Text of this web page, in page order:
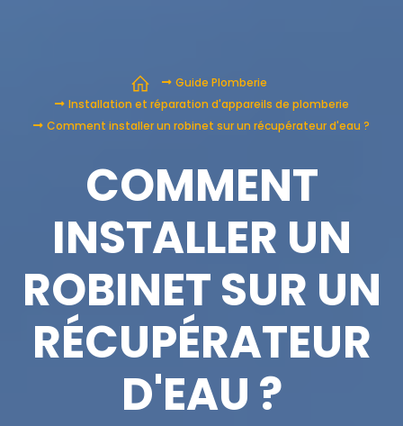
Guide Plomberie
Installation et réparation d'appareils de plomberie
Comment installer un robinet sur un récupérateur d'eau ?
COMMENT
INSTALLER UN
ROBINET SUR UN
RÉCUPÉRATEUR
D'EAU ?